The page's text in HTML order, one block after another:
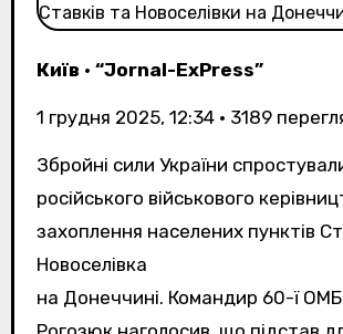
Київ • “Jornal-ExPress”
1 грудня 2025, 12:34• 3189
Збройні сили України спростували заяви
російського військового
захоплення населених пунктів
Новоселівка
на Донеччині. Командир 60-ї